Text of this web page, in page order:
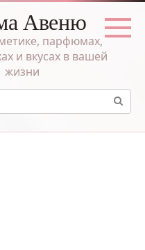
Авеню
парфюмах,
и вкусах в вашей
жизни